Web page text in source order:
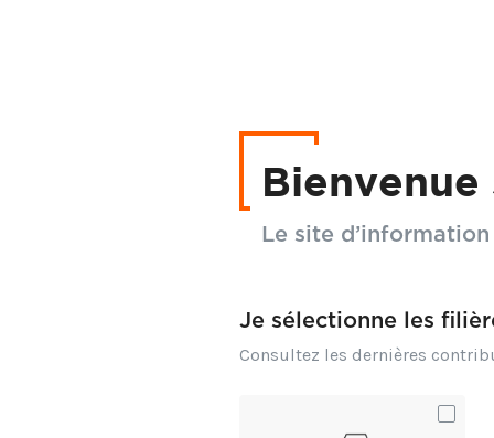
être l'avez vous déjà
dans les univers
En complément je
Bienvenue
Le site
Je sélectionne les
Consultez les dernières